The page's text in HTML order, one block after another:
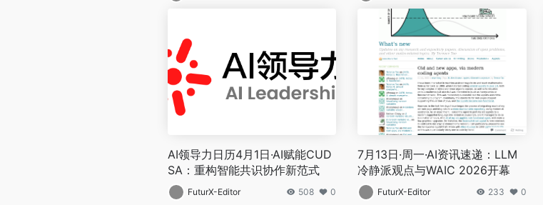
AI领导力日历4月1日·AI赋能CUD
SA：重构智能共识协作新范式
FuturX-Editor 508 0
7月13日·周一·AI资讯速递：LLM
冷静派观点与WAIC 2026开幕
FuturX-Editor 233 0